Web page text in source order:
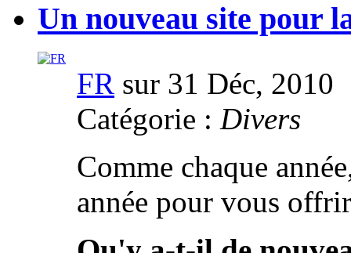
Un nouveau site pour
FR sur 31 Déc, 2010
Catégorie : Divers
Comme chaque
année pour vous